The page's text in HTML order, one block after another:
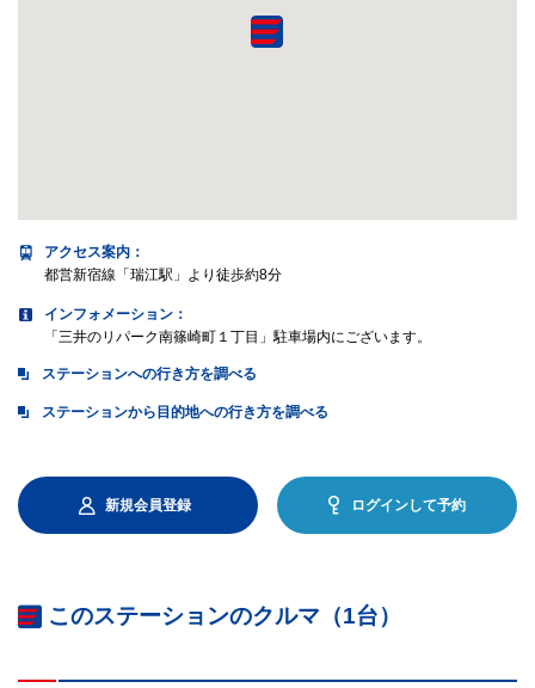
アクセス案内 ：
都営新宿線「瑞江駅」より徒歩約8分
インフォメーション：
「三井のリパーク南篠崎町１丁目」駐車場内にございます。
ステーションへの行き方を調べる
ステーションから目的地への行き方を調べる
新規会員登録 ログインして予約
このステーションのクルマ（1台）